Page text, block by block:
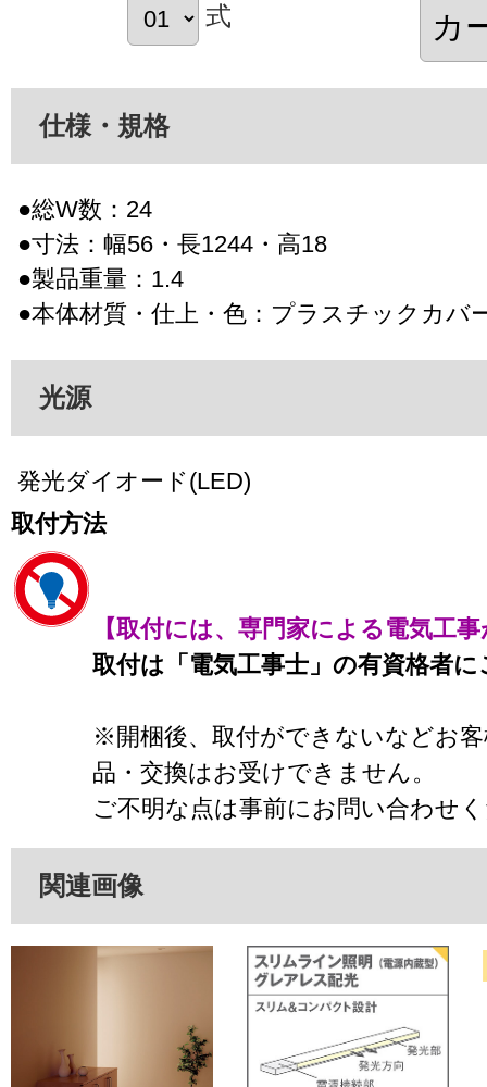
式
仕様・規格
●総W数：24
●寸法：幅56・長1244・高18
●製品重量：1.4
●本体材質・仕上・色：プラスチックカバ
光源
発光ダイオード(LED)
取付方法
【取付には、専門家による電気工
取付は「電気工事士」の有資格者
※開梱後、取付ができないなどお
品・交換はお受けできません。
ご不明な点は事前にお問い合わせ
関連画像